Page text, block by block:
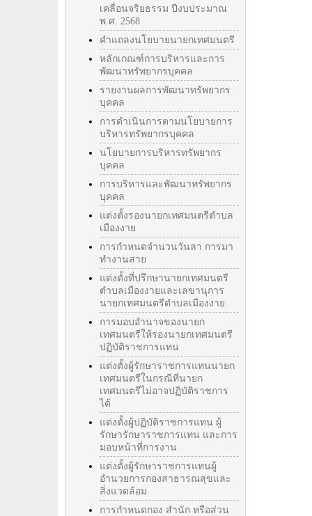
เคลื่อนจริยธรรม ปีงบประมาณ
พ.ศ. 2568
คำแถลงนโยบายนายกเทศมนตรี
หลักเกณฑ์การบริหารและการ
พัฒนาทรัพยากรบุคคล
รายงานผลการพัฒนาทรัพยากร
บุคคล
การดำเนินการตามนโยบายการ
บริหารทรัพยากรบุคคล
นโยบายการบริหารทรัพยากร
บุคคล
การบริหารและพัฒนาทรัพยากร
บุคคล
แต่งตั้งรองนายกเทศมนตรีตำบล
เมืองงาย
การกำหนดจำนวนวันลา การมา
ทำงานสาย
แต่งตั้งที่ปรึกษานายกเทศมนตรี
ตำบลเมืองงายและเลขานุการ
นายกเทศมนตรีตำบลเมืองงาย
การมอบอำนาจของนายก
เทศมนตรีให้รองนายกเทศมนตรี
ปฏิบัติราชการแทน
แต่งตั้งผู้รักษาราชการแทนนายก
เทศมนตรีในกรณีที่นายก
เทศมนตรีไม่อาจปฏิบัติราชการ
ได้
แต่งตั้งผู้ปฏิบัติราชการแทน ผู้
รักษารักษาราชการแทน และการ
มอบหน้าที่การงาน
แต่งตั้งผู้รักษาราชการแทนผู้
อำนวยการกองสาธารณสุขและ
สิ่งแวดล้อม
การกำหนดกอง สำนัก หรือส่วน